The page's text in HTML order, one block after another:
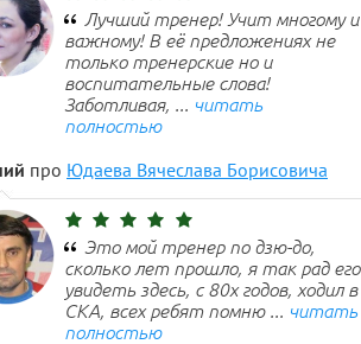
Лучший тренер! Учит многому и
важному! В её предложениях не
только тренерские но и
воспитательные слова!
Заботливая, ... читать
полностью
про Юдаева Вячеслава Борисовича
Это мой тренер по дзю-до,
сколько лет прошло, я так рад его
увидеть здесь, с 80х годов, ходил в
СКА, всех ребят помню ... читать
полностью